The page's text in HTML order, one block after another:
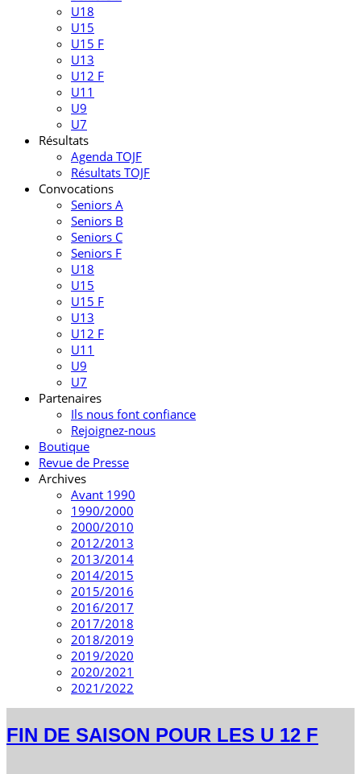
U18
U15
U15 F
U13
U12 F
U11
U9
U7
Résultats
Agenda TOJF
Résultats TOJF
Convocations
Seniors A
Seniors B
Seniors C
Seniors F
U18
U15
U15 F
U13
U12 F
U11
U9
U7
Partenaires
Ils nous font confiance
Rejoignez-nous
Boutique
Revue de Presse
Archives
Avant 1990
1990/2000
2000/2010
2012/2013
2013/2014
2014/2015
2015/2016
2016/2017
2017/2018
2018/2019
2019/2020
2020/2021
2021/2022
FIN DE SAISON POUR LES U 12 F